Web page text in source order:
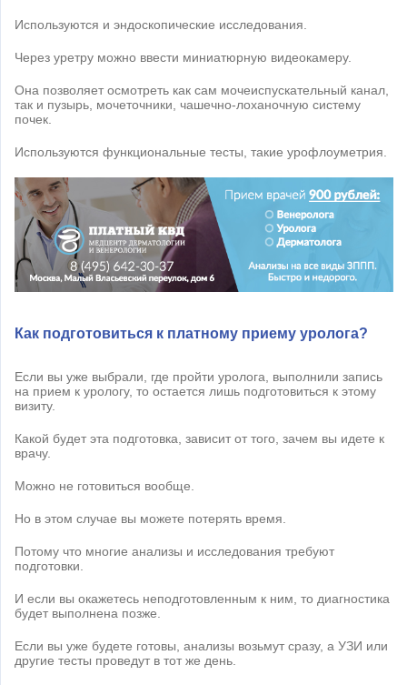
Используются и эндоскопические исследования.
Через уретру можно ввести миниатюрную видеокамеру.
Она позволяет осмотреть как сам мочеиспускательный канал,
так и пузырь, мочеточники, чашечно-лоханочную систему
почек.
Используются функциональные тесты, такие урофлоуметрия.
Как подготовиться к платному приему уролога?
Если вы уже выбрали, где пройти уролога, выполнили запись
на прием к урологу, то остается лишь подготовиться к этому
визиту.
Какой будет эта подготовка, зависит от того, зачем вы идете к
врачу.
Можно не готовиться вообще.
Но в этом случае вы можете потерять время.
Потому что многие анализы и исследования требуют
подготовки.
И если вы окажетесь неподготовленным к ним, то диагностика
будет выполнена позже.
Если вы уже будете готовы, анализы возьмут сразу, а УЗИ или
другие тесты проведут в тот же день.